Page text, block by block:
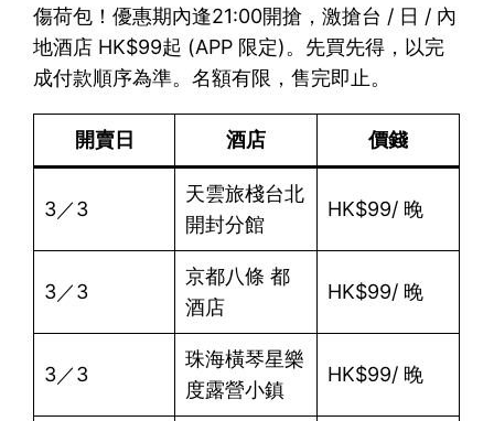
傷荷包！優惠期內逢21:00開搶，激搶台 / 日 / 內
地酒店 HK$99起 (APP 限定)。先買先得，以完
成付款順序為準。名額有限，售完即止。
開賣日 酒店 價錢
3／3
天雲旅棧台北
開封分館
HK$99/ 晚
3／3
京都八條 都
酒店
HK$99/ 晚
3／3
珠海橫琴星樂
度露營小鎮
HK$99/ 晚